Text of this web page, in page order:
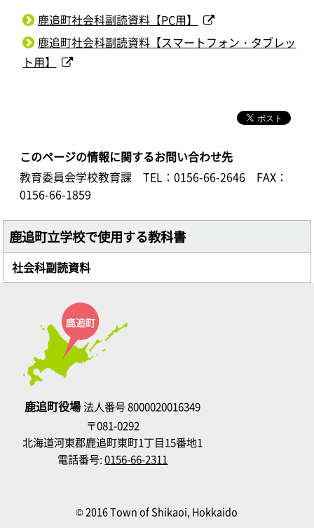
鹿追町社会科副読資料【PC用】
鹿追町社会科副読資料【スマートフォン・タブレッ
ト用】
このページの情報に関するお問い合わせ先
教育委員会学校教育課
TEL：0156-66-2646
FAX：
0156-66-1859
鹿追町立学校で使用する教科書
社会科副読資料
鹿追町役場法人番号 8000020016349
〒081-0292
北海道河東郡鹿追町東町1丁目15番地1
電話番号:0156-66-2311
© 2016 Town of Shikaoi, Hokkaido